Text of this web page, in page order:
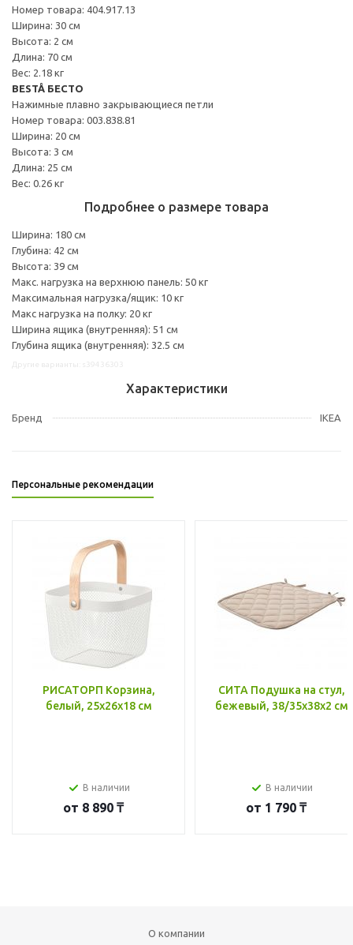
Номер товара: 404.917.13
Ширина: 30 см
Высота: 2 см
Длина: 70 см
Вес: 2.18 кг
BESTÅ БЕСТО
Нажимные плавно закрывающиеся петли
Номер товара: 003.838.81
Ширина: 20 см
Высота: 3 см
Длина: 25 см
Вес: 0.26 кг
Подробнее о размере товара
Ширина: 180 см
Глубина: 42 см
Высота: 39 см
Макс. нагрузка на верхнюю панель: 50 кг
Максимальная нагрузка/ящик: 10 кг
Макс нагрузка на полку: 20 кг
Ширина ящика (внутренняя): 51 см
Глубина ящика (внутренняя): 32.5 см
Характеристики
Бренд IKEA
Персональные рекомендации
РИСАТОРП Корзина,
белый, 25x26x18 см
В наличии
от 8 890 ₸
СИТА Подушка на стул,
бежевый, 38/35x38x2 см
В наличии
от 1 790 ₸
О компании